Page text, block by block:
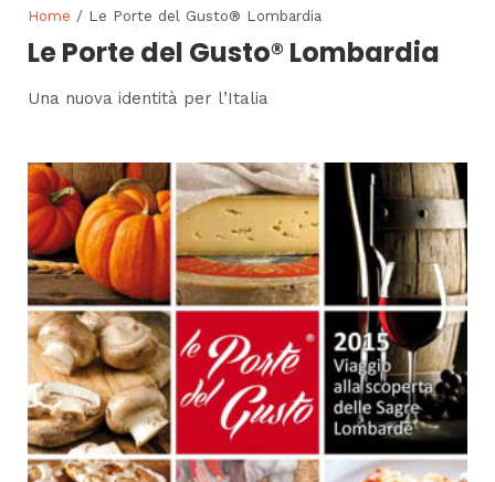
Home / Le Porte del Gusto® Lombardia
Le Porte del Gusto® Lombardia
Una nuova identità per l’Italia